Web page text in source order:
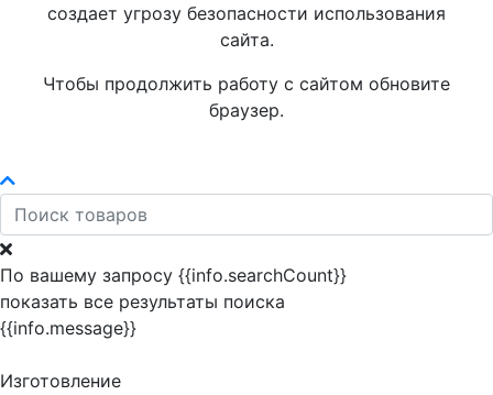
создает угрозу безопасности использования
сайта.
Чтобы продолжить работу с сайтом обновите
браузер.
По вашему запросу {{info.searchCount}}
показать все результаты поиска
{{info.message}}
Изготовление